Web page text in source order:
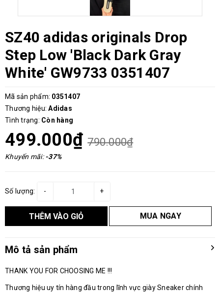
SZ40 adidas originals Drop
Step Low 'Black Dark Gray
White' GW9733 0351407
Mã sản phẩm: 0351407
Thương hiệu: Adidas
Tình trạng: Còn hàng
499.000₫ 790.000₫
Khuyến mãi:-37%
Số lượng: +
-
THÊM VÀO GIỎ MUA NGAY
Mô tả sản phẩm
THANK YOU FOR CHOOSING ME !!!
Thương hiệu uy tín hàng đầu trong lĩnh vực giày Sneaker chính